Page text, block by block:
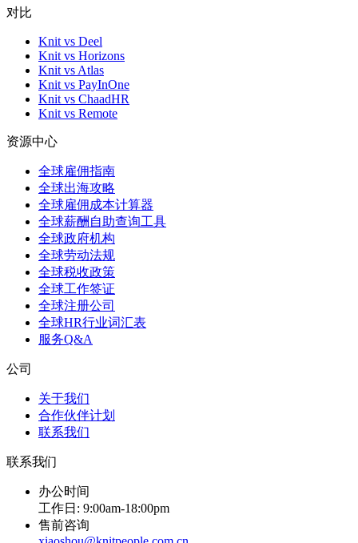
对比
Knit vs Deel
Knit vs Horizons
Knit vs Atlas
Knit vs PayInOne
Knit vs ChaadHR
Knit vs Remote
资源中心
全球雇佣指南
全球出海攻略
全球雇佣成本计算器
全球薪酬自助查询工具
全球政府机构
全球劳动法规
全球税收政策
全球工作签证
全球注册公司
全球HR行业词汇表
服务Q&A
公司
关于我们
合作伙伴计划
联系我们
联系我们
办公时间
工作日: 9:00am-18:00pm
售前咨询